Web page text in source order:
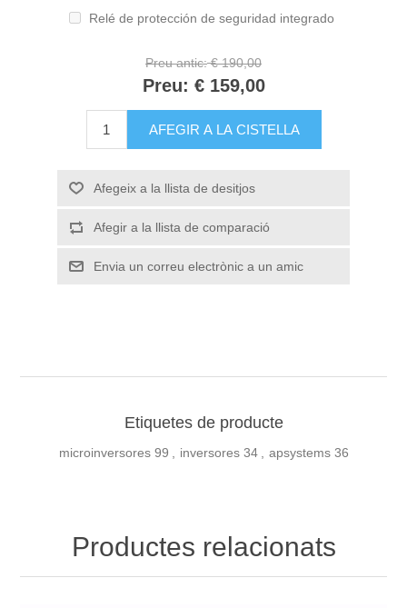
Relé de protección de seguridad integrado
Preu antic: € 190,00
Preu: € 159,00
Etiquetes de producte
microinversores 99 , inversores 34 , apsystems 36
Productes relacionats